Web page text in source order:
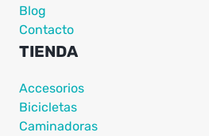
Blog
Contacto
TIENDA
Accesorios
Bicicletas
Caminadoras